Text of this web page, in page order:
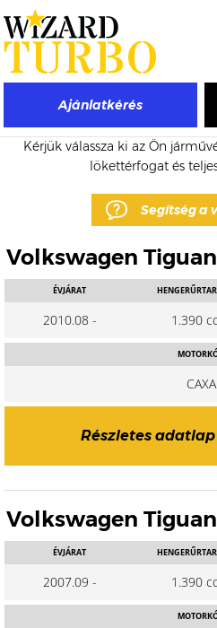
Ajánlatkérés
Volkswagen
Kérjük válassza ki az Ön
lökettérfogat és
Segítség a
Volkswagen Tiguan
ÉVJÁRAT
2010.08 - 1.390
CAXA
Részletes
Volkswagen Tiguan
ÉVJÁRAT
2007.09 - 1.390